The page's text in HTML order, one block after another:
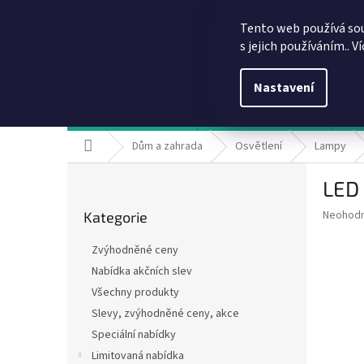
Tento web používá
s jejich používáním..
Nastavení
Domů Dům a zahrada Osvětlení Lampy
kategorie
Kategorie
Zvýhodněné ceny
Nabídka akčních slev
Všechny produkty
Slevy, zvýhodněné ceny, akce
Speciální nabídky
Limitovaná nabídka